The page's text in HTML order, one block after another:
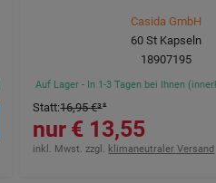
Casida GmbH
60 St Kapseln
18907195
13,55 €
Statt:16,95 €³
Auf Lager - In 1-3 Tagen bei Ihnen
inkl. Mwst. zzgl. klimaneutraler Versand